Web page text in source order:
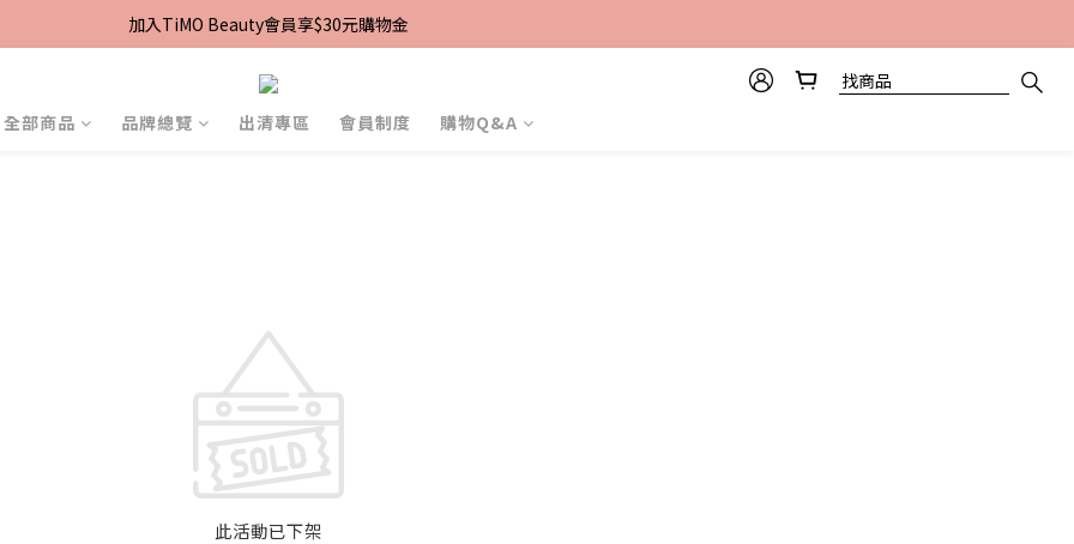
加入TiMO Beauty會員享$30元購物金
加入TiMO Beauty會員享$30元購物金
宅配｜台灣本島滿$2,499免運 | 台灣離島滿$2,999免運
超商｜全館滿 $1499 享免運優惠
全部商品 品牌總覽 出清專區 會員制度 購物Q&A
此活動已下架